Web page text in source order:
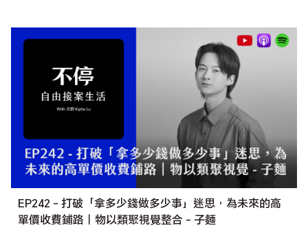
EP242 - 打破「拿多少錢做多少事」迷思，為未來的高
單價收費鋪路｜物以類聚視覺整合 - 子麵